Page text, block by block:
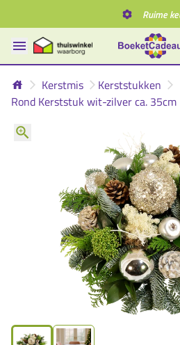
Ruime
Kerstmis
Kerststukken
Rond Kerststuk wit-zilver ca. 35cm